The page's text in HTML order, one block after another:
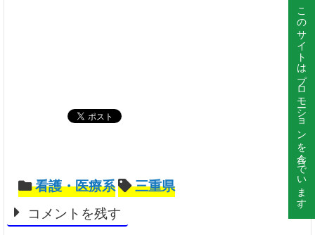
看護・医療系
三重県
コメントを残す
このサイトはプロモーションを含んでいます。